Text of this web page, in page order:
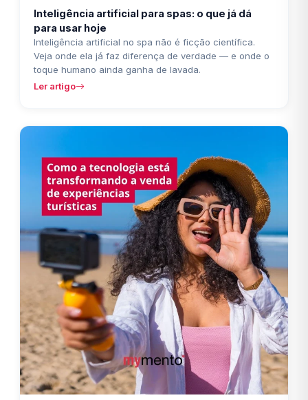
Inteligência artificial para spas: o que já dá
para usar hoje
Inteligência artificial no spa não é ficção científica.
Veja onde ela já faz diferença de verdade — e onde o
toque humano ainda ganha de lavada.
Ler artigo